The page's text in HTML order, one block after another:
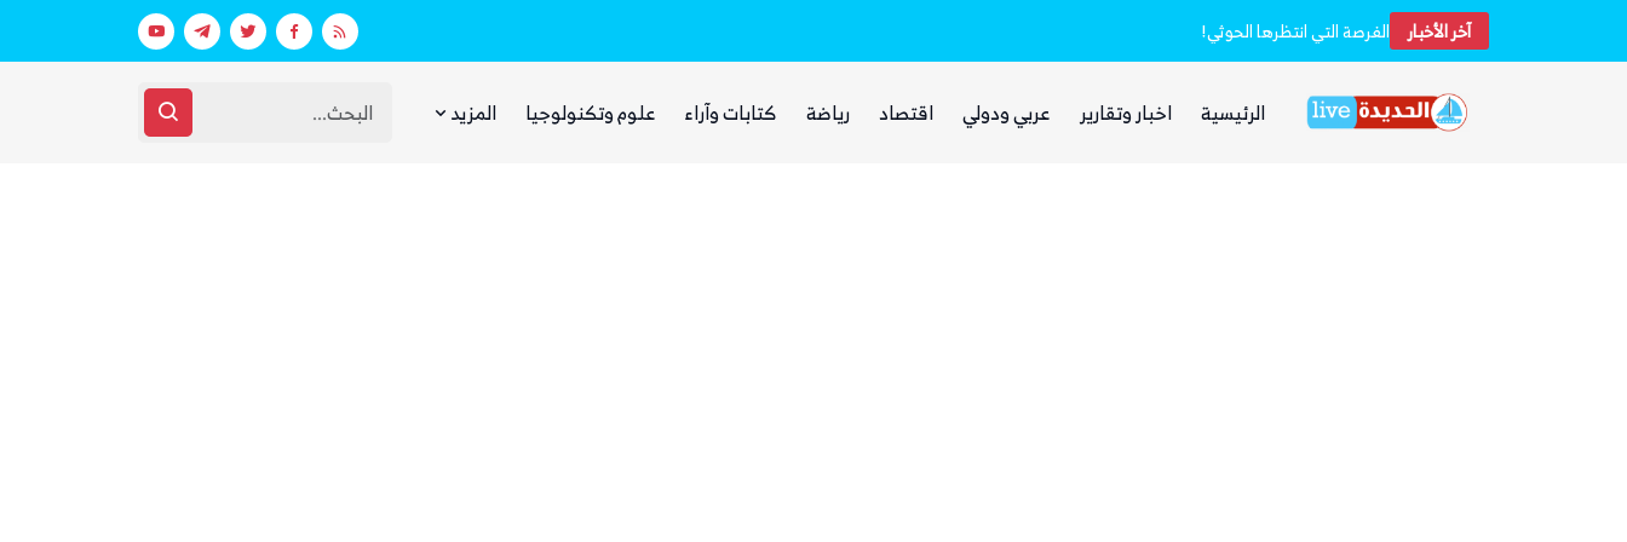
آخر الأخبار الفرصة التي انتظرها الحوثي! بينما يجوع اليمنيون.. شبكات حوثية تتقاسم عقارات فارهة بأموال الفقراء غضب يمني واسع من مجلس القيادة
الرئيسية اخبار وتقارير عربي ودولي اقتصاد رياضة كتابات وآراء علوم وتكنولوجيا المزيد